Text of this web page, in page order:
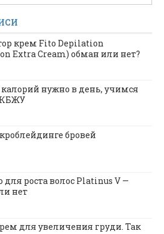
крем Fito Depilation
Extra Cream) обман или нет?
нужно в день, учимся
КБЖУ
бровей
для роста волос Platinus V —
нет
для увеличения груди. Так